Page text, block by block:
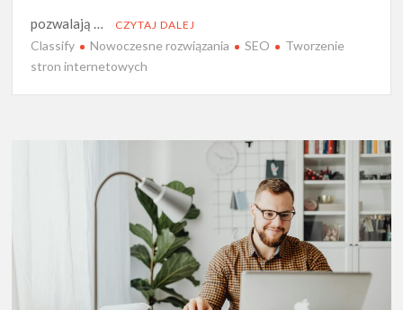
pozwalają …
CZYTAJ DALEJ
Classify Nowoczesne rozwiązania SEO
Tworzenie
stron internetowych